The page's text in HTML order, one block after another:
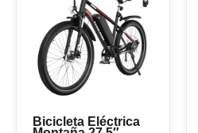
Bicicleta Eléctrica